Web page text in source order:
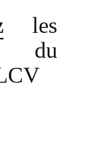
les
du